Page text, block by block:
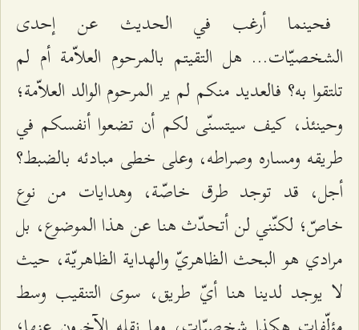
فحينما أرغب في الحديث عن إحدى
الشخصيّات... هل التقيتم بالمرحوم العلاّمة أم لم
تلتقوا به؟ فالعديد منكم لم ير المرحوم الوالد العلاّمة؛
وحينئذ، كيف سيتسنّى لكم أن تضعوا أنفسكم في
طريقه ومساره وصراطه، وعلى خطى مبادئه بالضبط؟
أجل، قد توجد طرق خاصّة، وهدايات من نوع
خاصّ؛ لكنّني لن أتحدّث هنا عن هذا الموضوع، بل
مرادي هو البحث الظاهريّ والهداية الظاهريّة، حيث
لا يوجد لدينا هنا أيّ طريق، سوى التنقيب وسط